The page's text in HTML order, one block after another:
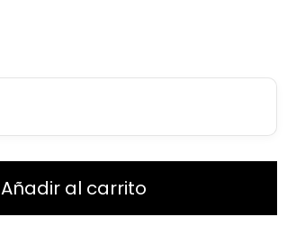
Añadir al carrito